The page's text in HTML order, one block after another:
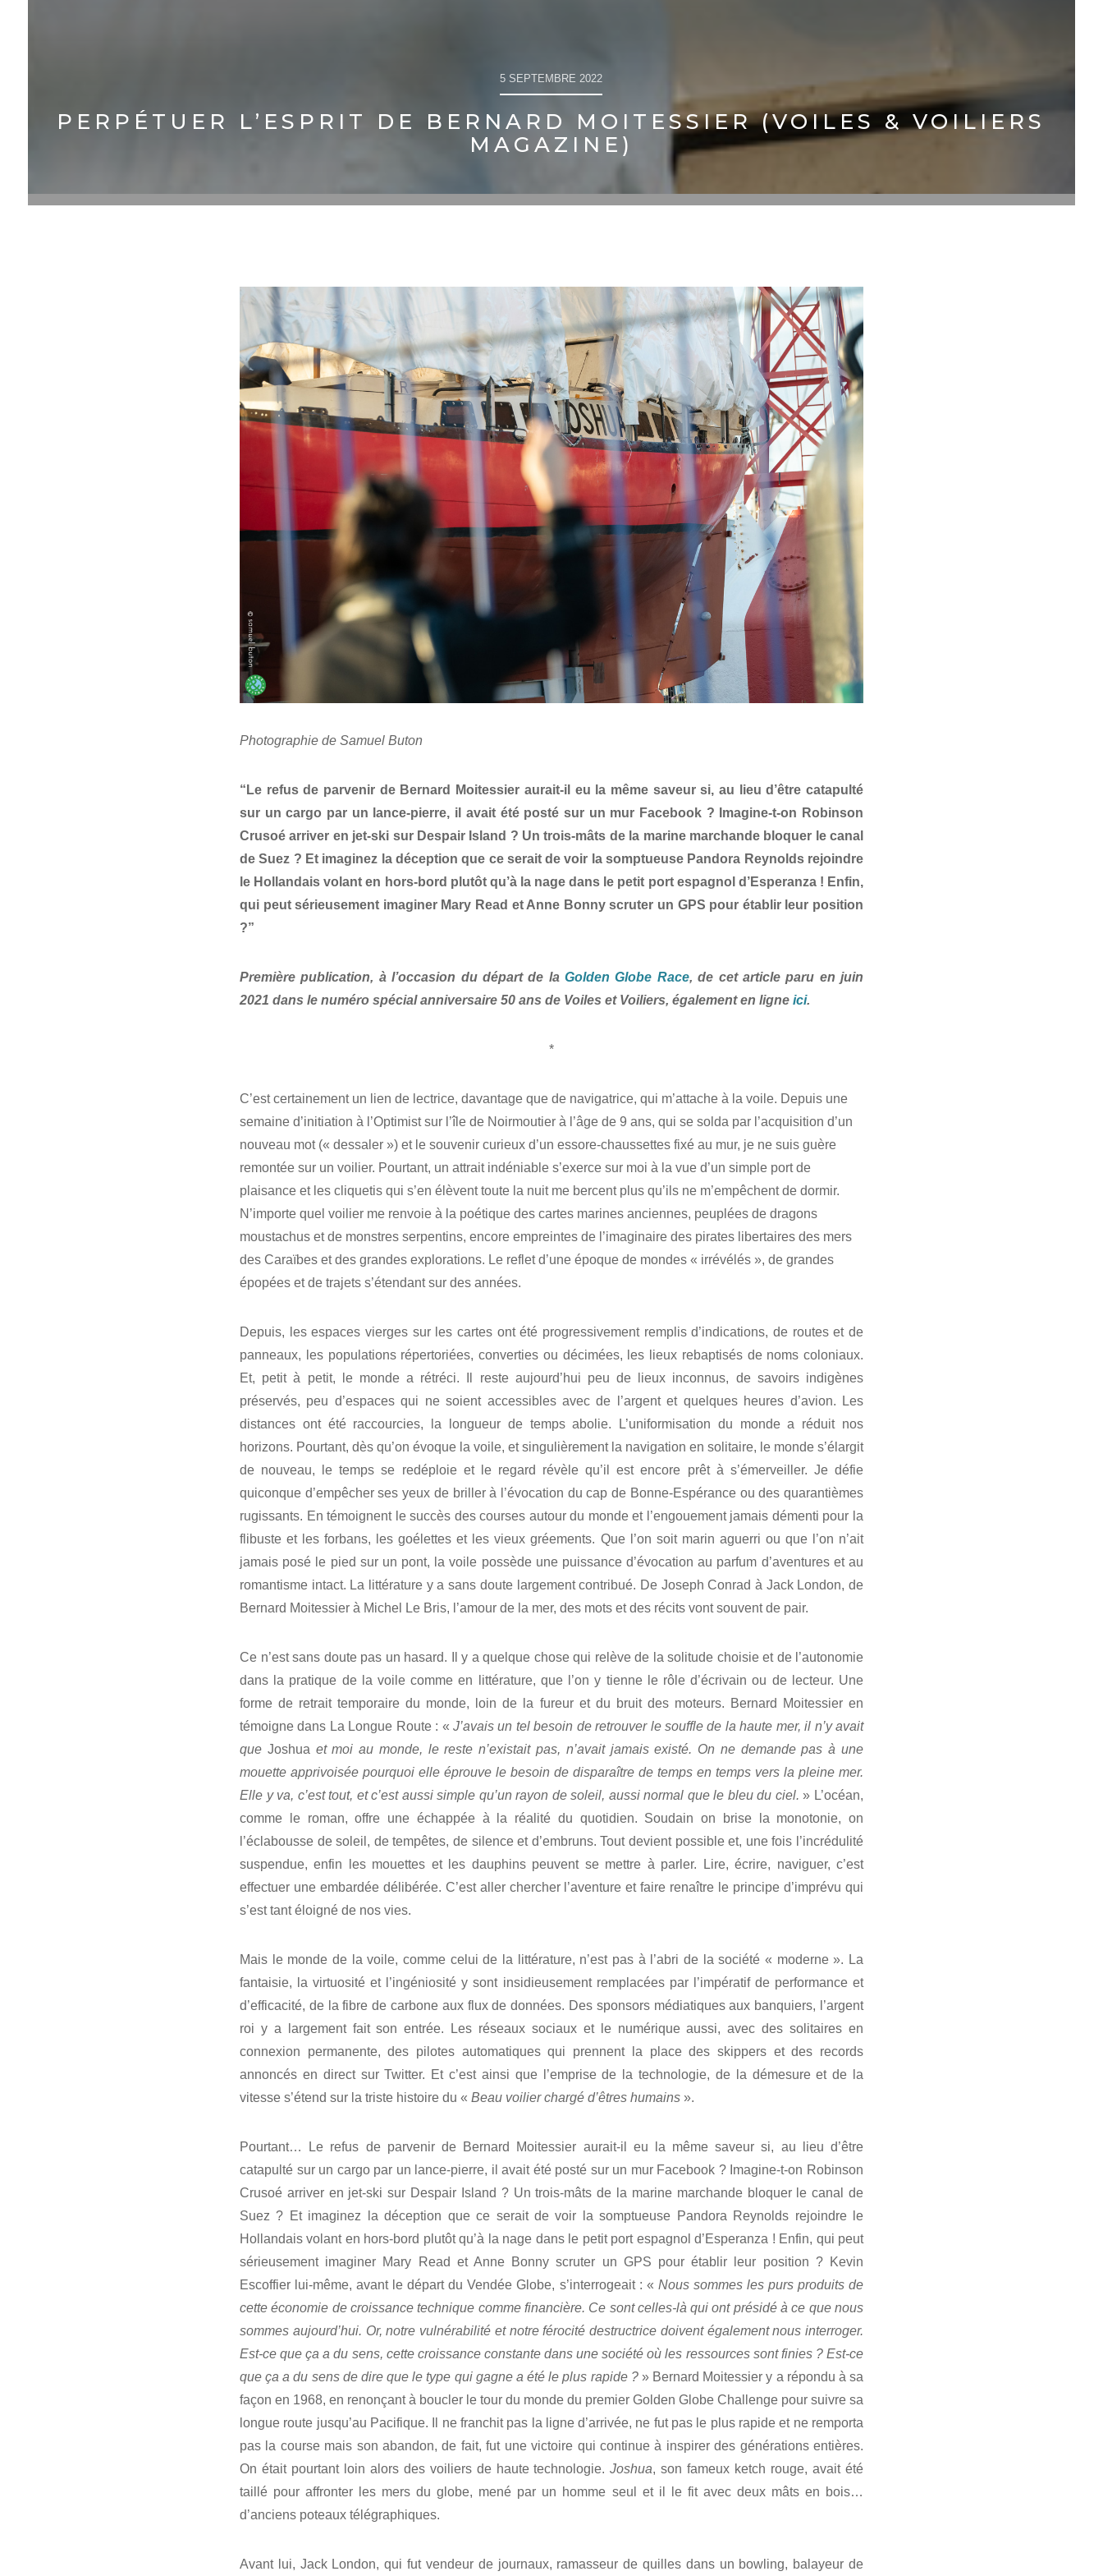
5 SEPTEMBRE 2022
PERPÉTUER L’ESPRIT DE BERNARD MOITESSIER (VOILES & VOILIERS
MAGAZINE)
Photographie de Samuel Buton
“Le refus de parvenir de Bernard Moitessier aurait-il eu la même saveur si, au lieu d’être catapulté
sur un cargo par un lance-pierre, il avait été posté sur un mur Facebook ? Imagine-t-on Robinson
Crusoé arriver en jet-ski sur Despair Island ? Un trois-mâts de la marine marchande bloquer le canal
de Suez ? Et imaginez la déception que ce serait de voir la somptueuse Pandora Reynolds rejoindre
le Hollandais volant en hors-bord plutôt qu’à la nage dans le petit port espagnol d’Esperanza ! Enfin,
qui peut sérieusement imaginer Mary Read et Anne Bonny scruter un GPS pour établir leur position
?”
Première publication, à l’occasion du départ de la Golden Globe Race, de cet article paru en juin
2021 dans le numéro spécial anniversaire 50 ans de Voiles et Voiliers, également en ligne ici.
*
C’est certainement un lien de lectrice, davantage que de navigatrice, qui m’attache à la voile. Depuis une
semaine d’initiation à l’Optimist sur l’île de Noirmoutier à l’âge de 9 ans, qui se solda par l’acquisition d’un
nouveau mot (« dessaler ») et le souvenir curieux d’un essore-chaussettes fixé au mur, je ne suis guère
remontée sur un voilier. Pourtant, un attrait indéniable s’exerce sur moi à la vue d’un simple port de
plaisance et les cliquetis qui s’en élèvent toute la nuit me bercent plus qu’ils ne m’empêchent de dormir.
N’importe quel voilier me renvoie à la poétique des cartes marines anciennes, peuplées de dragons
moustachus et de monstres serpentins, encore empreintes de l’imaginaire des pirates libertaires des mers
des Caraïbes et des grandes explorations. Le reflet d’une époque de mondes « irrévélés », de grandes
épopées et de trajets s’étendant sur des années.
Depuis, les espaces vierges sur les cartes ont été progressivement remplis d’indications, de routes et de
panneaux, les populations répertoriées, converties ou décimées, les lieux rebaptisés de noms coloniaux.
Et, petit à petit, le monde a rétréci. Il reste aujourd’hui peu de lieux inconnus, de savoirs indigènes
préservés, peu d’espaces qui ne soient accessibles avec de l’argent et quelques heures d’avion. Les
distances ont été raccourcies, la longueur de temps abolie. L’uniformisation du monde a réduit nos
horizons. Pourtant, dès qu’on évoque la voile, et singulièrement la navigation en solitaire, le monde s’élargit
de nouveau, le temps se redéploie et le regard révèle qu’il est encore prêt à s’émerveiller. Je défie
quiconque d’empêcher ses yeux de briller à l’évocation du cap de Bonne-Espérance ou des quarantièmes
rugissants. En témoignent le succès des courses autour du monde et l’engouement jamais démenti pour la
flibuste et les forbans, les goélettes et les vieux gréements. Que l’on soit marin aguerri ou que l’on n’ait
jamais posé le pied sur un pont, la voile possède une puissance d’évocation au parfum d’aventures et au
romantisme intact. La littérature y a sans doute largement contribué. De Joseph Conrad à Jack London, de
Bernard Moitessier à Michel Le Bris, l’amour de la mer, des mots et des récits vont souvent de pair.
Ce n’est sans doute pas un hasard. Il y a quelque chose qui relève de la solitude choisie et de l’autonomie
dans la pratique de la voile comme en littérature, que l’on y tienne le rôle d’écrivain ou de lecteur. Une
forme de retrait temporaire du monde, loin de la fureur et du bruit des moteurs. Bernard Moitessier en
témoigne dans La Longue Route : « J’avais un tel besoin de retrouver le souffle de la haute mer, il n’y avait
que Joshua et moi au monde, le reste n’existait pas, n’avait jamais existé. On ne demande pas à une
mouette apprivoisée pourquoi elle éprouve le besoin de disparaître de temps en temps vers la pleine mer.
Elle y va, c’est tout, et c’est aussi simple qu’un rayon de soleil, aussi normal que le bleu du ciel. » L’océan,
comme le roman, offre une échappée à la réalité du quotidien. Soudain on brise la monotonie, on
l’éclabousse de soleil, de tempêtes, de silence et d’embruns. Tout devient possible et, une fois l’incrédulité
suspendue, enfin les mouettes et les dauphins peuvent se mettre à parler. Lire, écrire, naviguer, c’est
effectuer une embardée délibérée. C’est aller chercher l’aventure et faire renaître le principe d’imprévu qui
s’est tant éloigné de nos vies.
Mais le monde de la voile, comme celui de la littérature, n’est pas à l’abri de la société « moderne ». La
fantaisie, la virtuosité et l’ingéniosité y sont insidieusement remplacées par l’impératif de performance et
d’efficacité, de la fibre de carbone aux flux de données. Des sponsors médiatiques aux banquiers, l’argent
roi y a largement fait son entrée. Les réseaux sociaux et le numérique aussi, avec des solitaires en
connexion permanente, des pilotes automatiques qui prennent la place des skippers et des records
annoncés en direct sur Twitter. Et c’est ainsi que l’emprise de la technologie, de la démesure et de la
vitesse s’étend sur la triste histoire du « Beau voilier chargé d’êtres humains ».
Pourtant… Le refus de parvenir de Bernard Moitessier aurait-il eu la même saveur si, au lieu d’être
catapulté sur un cargo par un lance-pierre, il avait été posté sur un mur Facebook ? Imagine-t-on Robinson
Crusoé arriver en jet-ski sur Despair Island ? Un trois-mâts de la marine marchande bloquer le canal de
Suez ? Et imaginez la déception que ce serait de voir la somptueuse Pandora Reynolds rejoindre le
Hollandais volant en hors-bord plutôt qu’à la nage dans le petit port espagnol d’Esperanza ! Enfin, qui peut
sérieusement imaginer Mary Read et Anne Bonny scruter un GPS pour établir leur position ? Kevin
Escoffier lui-même, avant le départ du Vendée Globe, s’interrogeait : « Nous sommes les purs produits de
cette économie de croissance technique comme financière. Ce sont celles-là qui ont présidé à ce que nous
sommes aujourd’hui. Or, notre vulnérabilité et notre férocité destructrice doivent également nous interroger.
Est-ce que ça a du sens, cette croissance constante dans une société où les ressources sont finies ? Est-ce
que ça a du sens de dire que le type qui gagne a été le plus rapide ? » Bernard Moitessier y a répondu à sa
façon en 1968, en renonçant à boucler le tour du monde du premier Golden Globe Challenge pour suivre sa
longue route jusqu’au Pacifique. Il ne franchit pas la ligne d’arrivée, ne fut pas le plus rapide et ne remporta
pas la course mais son abandon, de fait, fut une victoire qui continue à inspirer des générations entières.
On était pourtant loin alors des voiliers de haute technologie.Joshua, son fameux ketch rouge, avait été
taillé pour affronter les mers du globe, mené par un homme seul et il le fit avec deux mâts en bois…
d’anciens poteaux télégraphiques.
Avant lui, Jack London, qui fut vendeur de journaux, ramasseur de quilles dans un bowling, balayeur de